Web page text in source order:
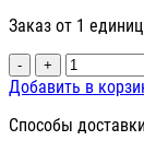
Заказ от 1 единиц
- +
Добавить в
Способы доставки